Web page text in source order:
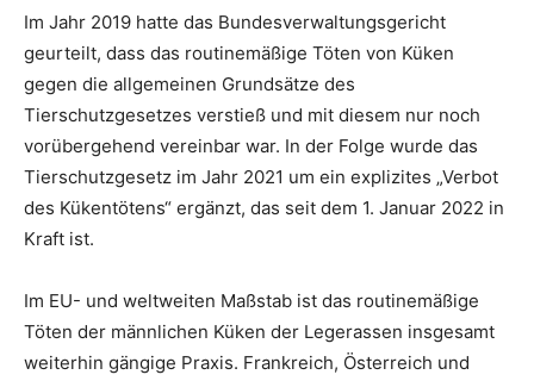
Im Jahr 2019 hatte das Bundesverwaltungsgericht
geurteilt, dass das routinemäßige Töten von Küken
gegen die allgemeinen Grundsätze des
Tierschutzgesetzes verstieß und mit diesem nur noch
vorübergehend vereinbar war. In der Folge wurde das
Tierschutzgesetz im Jahr 2021 um ein explizites „Verbot
des Kükentötens“ ergänzt, das seit dem 1. Januar 2022 in
Kraft ist.
Im EU- und weltweiten Maßstab ist das routinemäßige
Töten der männlichen Küken der Legerassen insgesamt
weiterhin gängige Praxis. Frankreich, Österreich und